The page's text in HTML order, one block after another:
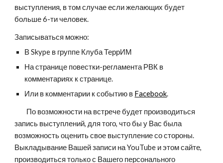
выступления, в том случае если желающих будет
больше 6-ти человек.
Записываться можно:
В Skype в группе Клуба ТеррИМ
На странице повестки-регламента РВК в
комментариях к странице.
Или в комментарии к событию в Facebook.
запись выступлений, для того, что бы у Вас была
возможность оценить свое выступление со стороны.
Выкладывание Вашей записи на YouTube и этом сайте,
производиться только с Вашего персонального